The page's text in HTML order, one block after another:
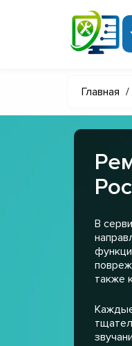
Главная /
В
также